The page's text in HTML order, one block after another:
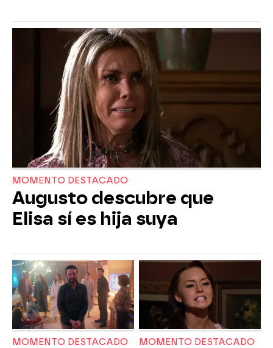
MOMENTO DESTACADO
Augusto descubre que
Elisa sí es hija suya
MOMENTO DESTACADO MOMENTO DESTACADO